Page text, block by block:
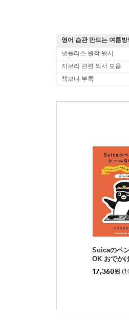
영어 습관 만드는 여름방
넷플리스 원작 원서
지브리 관련 외서 모음
책보다 부록
Suicaのペ
OK おでか
17,360원